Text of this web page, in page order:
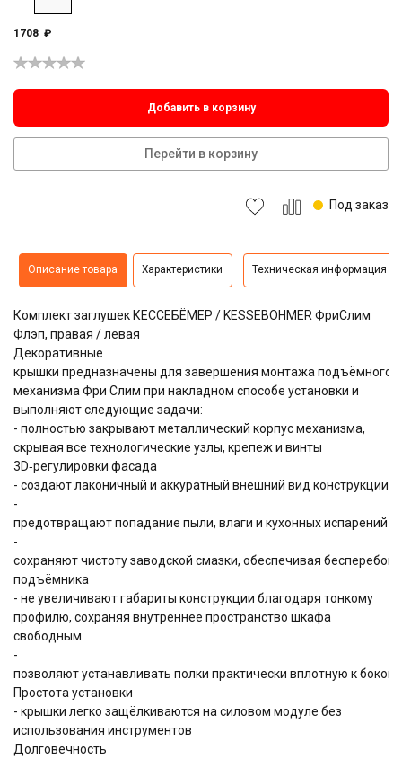
1708 ₽
Добавить в корзину
Перейти в корзину
Под заказ
Описание товара Характеристики Техническая информация
Комплект заглушек КЕССЕБЁМЕР / KESSEBOHMER ФриСлим
Флэп, правая / левая
Декоративные
крышки предназначены для завершения монтажа подъёмного
механизма Фри Слим при накладном способе установки и
выполняют следующие задачи:
- полностью закрывают металлический корпус механизма,
скрывая все технологические узлы, крепеж и винты
3D‑регулировки фасада
- создают лаконичный и аккуратный внешний вид конструкции
-
предотвращают попадание пыли, влаги и кухонных испарений
-
сохраняют чистоту заводской смазки, обеспечивая
подъёмника
- не увеличивают габариты конструкции благодаря тонкому
профилю, сохраняя внутреннее пространство шкафа
свободным
-
позволяют устанавливать полки практически вплотную к
Простота установки
- крышки легко защёлкиваются на силовом модуле без
использования инструментов
Долговечность